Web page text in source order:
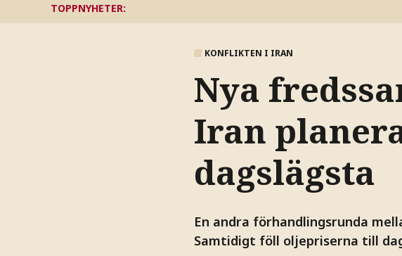
TOPPNYHETER:
KONFLIKTEN I IRAN
Nya
Iran
dagslägsta
En andra förhandlingsrunda
Samtidigt föll oljepriserna till